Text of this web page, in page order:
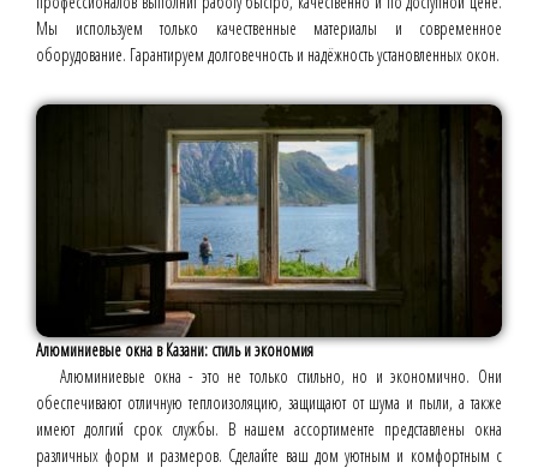
Мы используем только качественные материалы и современное
оборудование. Гарантируем долговечность и надёжность установленных окон.
Алюминиевые окна в Казани: стиль и экономия
Алюминиевые окна - это не только стильно, но и экономично. Они
обеспечивают отличную теплоизоляцию, защищают от шума и пыли, а также
имеют долгий срок службы. В нашем ассортименте представлены окна
различных форм и размеров. Сделайте ваш дом уютным и комфортным с